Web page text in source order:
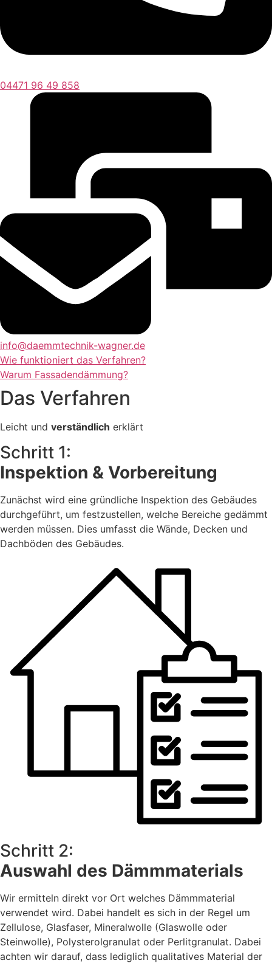
04471 96 49 858
info@daemmtechnik-wagner.de
Wie funktioniert das Verfahren?
Warum Fassadendämmung?
Das Verfahren
Leicht und verständlich erklärt
Schritt 1:
Inspektion & Vorbereitung
Zunächst wird eine gründliche Inspektion des Gebäudes
durchgeführt, um festzustellen, welche Bereiche gedämmt
werden müssen. Dies umfasst die Wände, Decken und
Dachböden des Gebäudes.
Schritt 2:
Auswahl des Dämmmaterials
Wir ermitteln direkt vor Ort welches Dämmmaterial
verwendet wird. Dabei handelt es sich in der Regel um
Zellulose, Glasfaser, Mineralwolle (Glaswolle oder
Steinwolle), Polysterolgranulat oder Perlitgranulat. Dabei
achten wir darauf, dass lediglich qualitatives Material der